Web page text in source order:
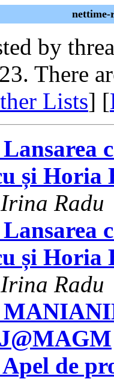
nettime-
by
There
Lists] [
și Horia
Irina Radu
și Horia
Irina Radu
de